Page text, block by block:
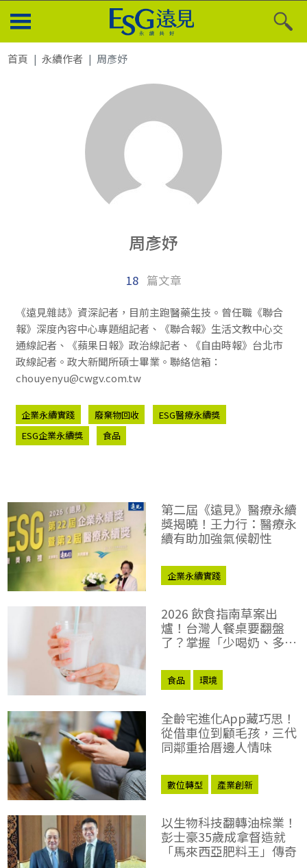
首頁 永續作者 周彥妤
周彥妤
18 篇文章
《遠見雜誌》資深記者，目前主跑醫藥生技。曾任職《聯合
報》深度內容中心專題組記者、《聯合報》生活文教中心交
通線記者、《蘋果日報》政治線記者、《自由時報》台北市
政線記者。政大新聞所碩士畢業。聯絡信箱：
chouyenyu@cwgv.com.tw
企業永續實踐 廢棄物回收
ESG醫療永續獎
ESG企業永續獎
食品
第二屆《遠見》醫療永續
獎揭曉！王力行：醫療永
續有助加強氣候韌性
企業永續實踐
2026 飲食指南草案出
爐！台灣人餐桌要翻盤
了？掌握「少喝奶、多豆
食品 環境
全齡宅進化App藏巧思！
從借車位到顧毛孩，三代
同鄰重拾厝邊人情味
數位轉型 產業創新
以生物科技翻轉油棕業！
彭士豪35歲成拿督造就
「馬來西亞肥料王」傳奇